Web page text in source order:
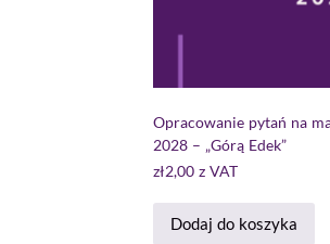
Opracowanie pytań na
2028 – „Górą Edek”
zł2,00 z VAT
Dodaj do koszyka